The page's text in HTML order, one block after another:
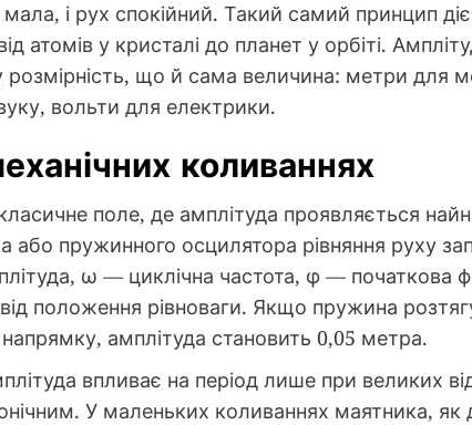
і рух спокійний. Такий самий принцип
атомів у кристалі до планет у орбіті.
розмірність, що й сама величина: метри для
вольти для електрики.
коливаннях
поле, де амплітуда проявляється
або пружинного осцилятора рівняння руху
ω — циклічна частота, φ — початкова
положення рівноваги. Якщо пружина
амплітуда становить 0,05 метра.
впливає на період лише при великих
У маленьких коливаннях маятника, як